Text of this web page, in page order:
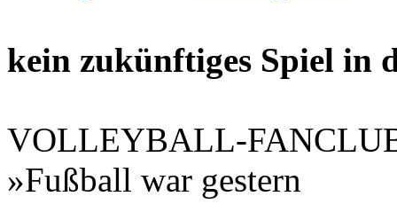
kein zukünftiges Spiel in
VOLLEYBALL-
»Fußball war gestern